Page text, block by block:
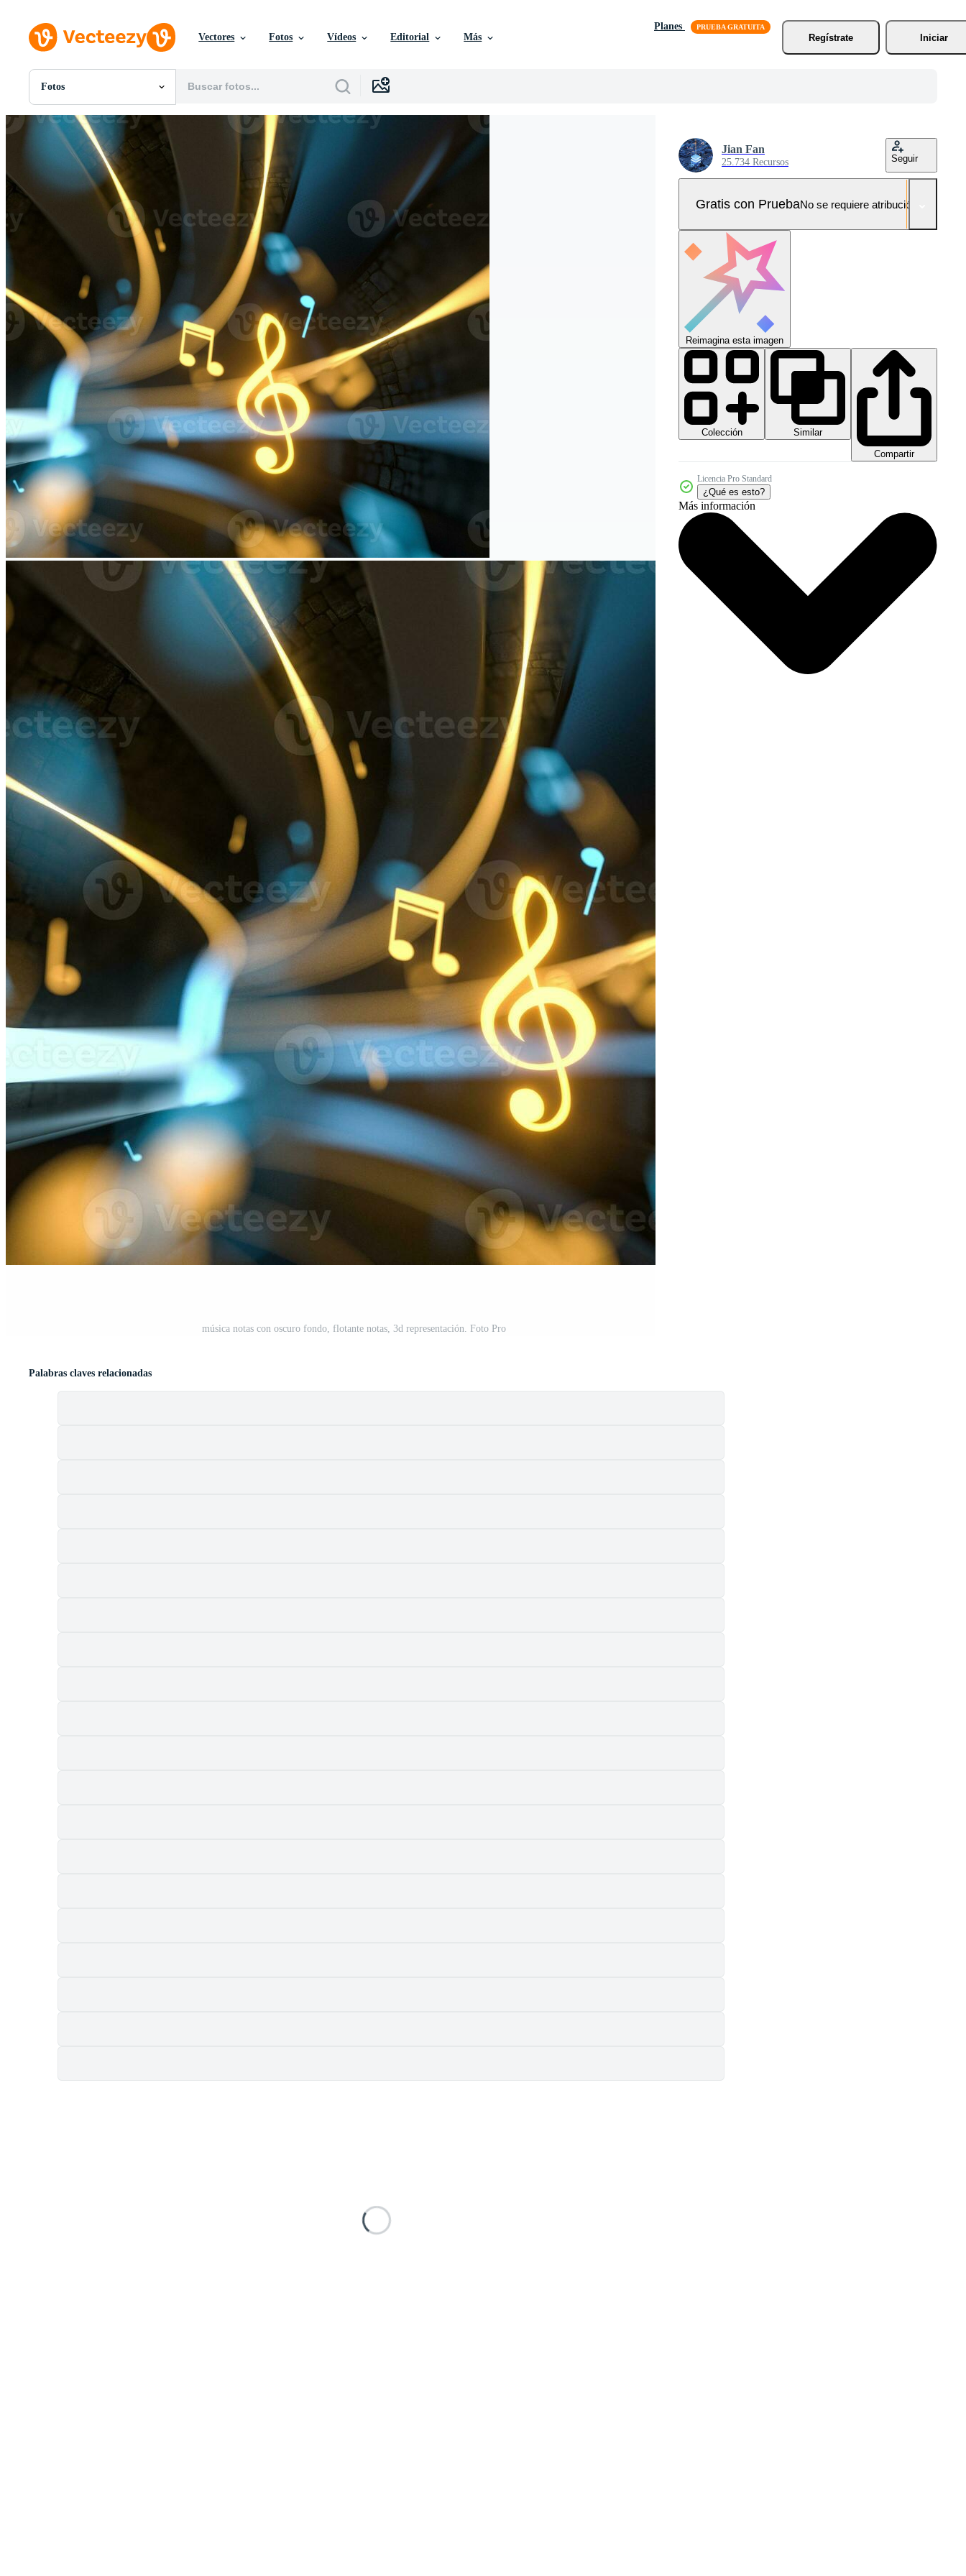
Vectores Fotos Vídeos Editorial Más
Planes
Regístrate
Iniciar
Fotos
Todas Imágenes
Fotos
PNGs
PSDs
SVGs
Plantillas
Vectores
Gráficos en Movimiento
Imágenes Editoriales
Eventos Editoriales
música notas con oscuro fondo, flotante notas, 3d representación. Foto Pro
Jian Fan
25.734 Recursos Seguir
Gratis con PruebaNo se requiere atribución!
Reimagina esta imagen
Colección
Similar
Compartir
Licencia Pro Standard
¿Qué es esto?
Más información
Palabras claves relacionadas